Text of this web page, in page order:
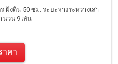
ฝังดิน 50 ซม. ระยะห่างระหว่างเสา
นวน 9 เส้น
าคา